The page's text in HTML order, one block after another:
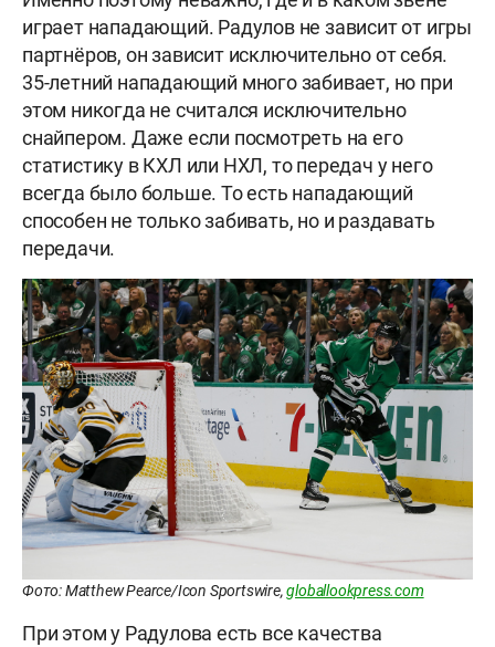
играет нападающий. Радулов не зависит от игры
партнёров, он зависит исключительно от себя.
35-летний нападающий много забивает, но при
этом никогда не считался исключительно
снайпером. Даже если посмотреть на его
статистику в КХЛ или НХЛ, то передач у него
всегда было больше. То есть нападающий
способен не только забивать, но и раздавать
передачи.
Фото: Matthew Pearce/Icon Sportswire,globallookpress.com
При этом у Радулова есть все качества